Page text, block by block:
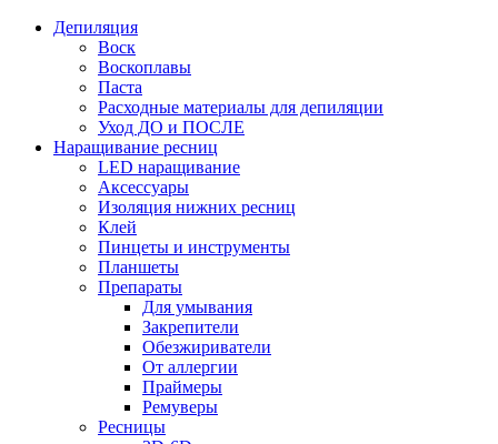
Депиляция
Воск
Воскоплавы
Паста
Расходные материалы для депиляции
Уход ДО и ПОСЛЕ
Наращивание ресниц
LED наращивание
Аксессуары
Изоляция нижних ресниц
Клей
Пинцеты и инструменты
Планшеты
Препараты
Для умывания
Закрепители
Обезжириватели
От аллергии
Праймеры
Ремуверы
Ресницы